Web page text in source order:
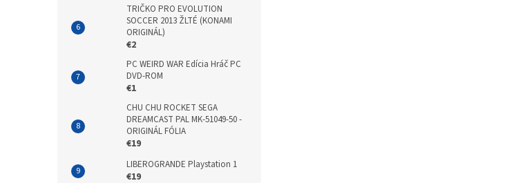
TRIČKO PRO EVOLUTION
SOCCER 2013 ŽLTÉ (KONAMI
ORIGINÁL)
€2
PC WEIRD WAR Edícia Hráč PC
DVD-ROM
€1
CHU CHU ROCKET SEGA
DREAMCAST PAL MK-51049-50 -
ORIGINÁL FÓLIA
€19
LIBEROGRANDE Playstation 1
€19